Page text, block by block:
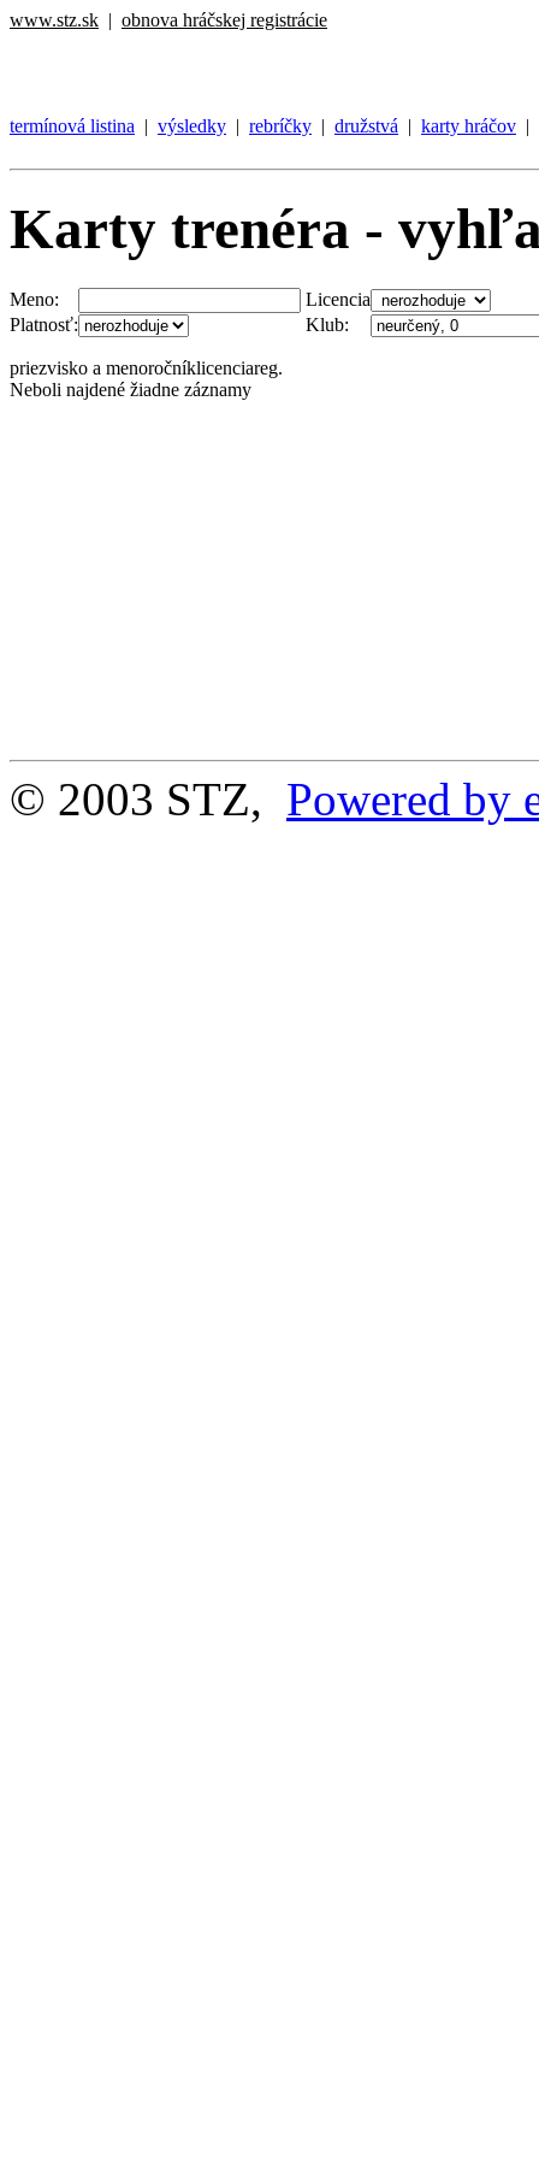
www.stz.sk | obnova hráčskej registrácie
termínová listina | výsledky | rebríčky | družstvá | karty hráčov |
Karty trenéra -
Meno:
Licencia
Platnosť:
Klub:
priezvisko a menoročníklicenciareg.
Neboli najdené žiadne záznamy
© 2003 STZ, Powered by